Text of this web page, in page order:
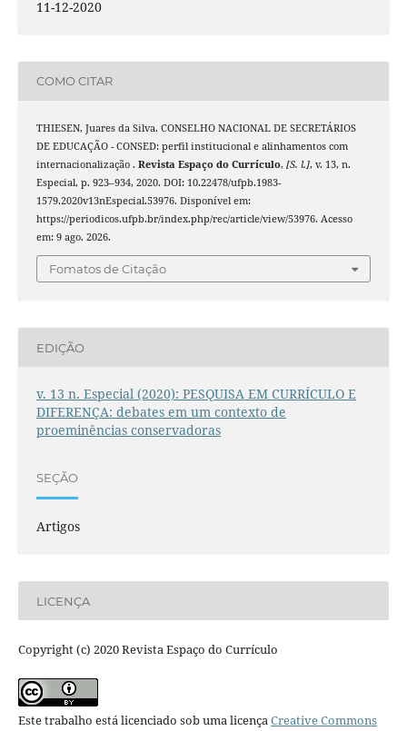
11-12-2020
COMO CITAR
THIESEN, Juares da Silva. CONSELHO NACIONAL DE SECRETÁRIOS
DE EDUCAÇÃO - CONSED: perfil institucional e alinhamentos com
internacionalização . Revista Espaço do Currículo, [S. l.], v. 13, n.
Especial, p. 923–934, 2020. DOI: 10.22478/ufpb.1983-
1579.2020v13nEspecial.53976. Disponível em:
https://periodicos.ufpb.br/index.php/rec/article/view/53976. Acesso
em: 9 ago. 2026.
Fomatos de Citação
EDIÇÃO
v. 13 n. Especial (2020): PESQUISA EM CURRÍCULO E
DIFERENÇA: debates em um contexto de
proeminências conservadoras
SEÇÃO
Artigos
LICENÇA
Copyright (c) 2020 Revista Espaço do Currículo
Este trabalho está licenciado sob uma licençaCreative Commons